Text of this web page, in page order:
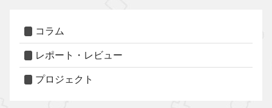
コラム
レポート・レビュー
プロジェクト